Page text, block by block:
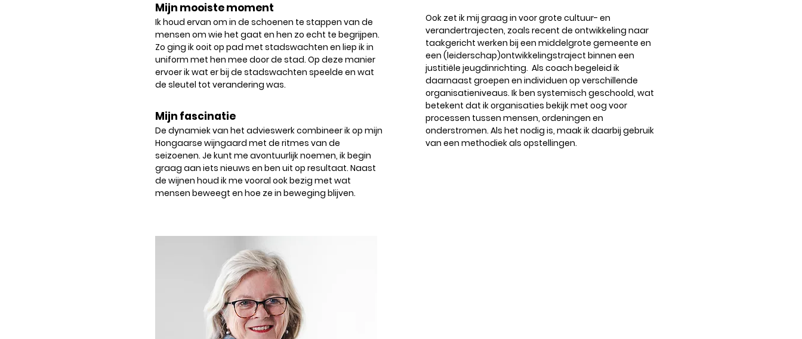
Mijn mooiste moment
Ik houd ervan om in de schoenen te stappen van de
mensen om wie het gaat en hen zo echt te begrijpen.
Zo ging ik ooit op pad met stadswachten en liep ik in
uniform met hen mee door de stad. Op deze manier
ervoer ik wat er bij de stadswachten speelde en wat
de sleutel tot verandering was.
Mijn fascinatie
De dynamiek van het advieswerk combineer ik op mijn
Hongaarse wijngaard met de ritmes van de
seizoenen. Je kunt me avontuurlijk noemen, ik begin
graag aan iets nieuws en ben uit op resultaat. Naast
de wijnen houd ik me vooral ook bezig met wat
mensen beweegt en hoe ze in beweging blijven.
Ook zet ik mij graag in voor grote cultuur- en
verandertrajecten, zoals recent de ontwikkeling naar
taakgericht werken bij een middelgrote gemeente en
een (leiderschap)ontwikkelingstraject binnen een
justitiële jeugdinrichting. Als coach begeleid ik
daarnaast groepen en individuen op verschillende
organisatieniveaus. Ik ben systemisch geschoold, wat
betekent dat ik organisaties bekijk met oog voor
processen tussen mensen, ordeningen en
onderstromen. Als het nodig is, maak ik daarbij gebruik
van een methodiek als opstellingen.